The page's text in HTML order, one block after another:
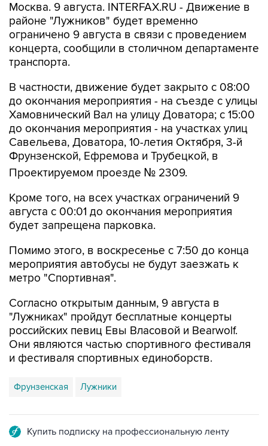
Москва. 9 августа. INTERFAX.RU - Движение в
районе "Лужников" будет временно
ограничено 9 августа в связи с проведением
концерта, сообщили в столичном департаменте
транспорта.
В частности, движение будет закрыто с 08:00
до окончания мероприятия - на съезде с улицы
Хамовнический Вал на улицу Доватора; с 15:00
до окончания мероприятия - на участках улиц
Савельева, Доватора, 10-летия Октября, 3-й
Фрунзенской, Ефремова и Трубецкой, в
Проектируемом проезде № 2309.
Кроме того, на всех участках ограничений 9
августа с 00:01 до окончания мероприятия
будет запрещена парковка.
Помимо этого, в воскресенье с 7:50 до конца
мероприятия автобусы не будут заезжать к
метро "Спортивная".
Согласно открытым данным, 9 августа в
"Лужниках" пройдут бесплатные концерты
российских певиц Евы Власовой и Bearwolf.
Они являются частью спортивного фестиваля
и фестиваля спортивных единоборств.
Фрунзенская Лужники
Купить подписку на профессиональную ленту